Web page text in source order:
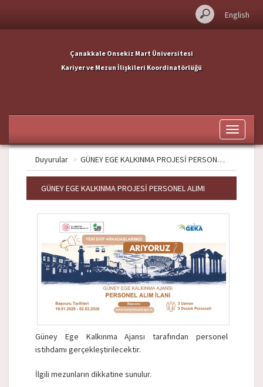
English
Çanakkale Onsekiz Mart Üniversitesi
Kariyer ve Mezun İlişkileri Koordinatörlüğü
Toggle
Duyurular > GÜNEY EGE KALKINMA PROJESİ PERSONEL ALIMI
GÜNEY EGE KALKINMA PROJESİ PERSONEL ALIMI
Güney Ege Kalkınma Ajansı tarafından personel
istihdamı gerçekleştirilecektir.
İlgili mezunların dikkatine sunulur.